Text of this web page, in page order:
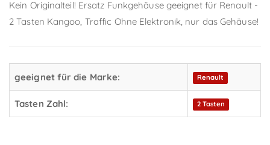
Kein Originalteil! Ersatz Funkgehäuse geeignet für Renault -
2 Tasten Kangoo, Traffic Ohne Elektronik, nur das Gehäuse!
geeignet für die Marke: Renault
Tasten Zahl: 2 Tasten